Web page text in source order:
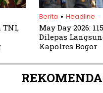
TNI,
Berita . Headline
May Day 2026:
Dilepas
Kapolres Bogor